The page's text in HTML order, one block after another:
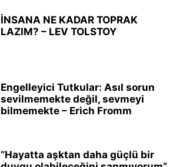
İNSANA NE KADAR TOPRAK
LAZIM? – LEV TOLSTOY
Engelleyici Tutkular: Asıl sorun
sevilmemekte değil, sevmeyi
bilmemekte – Erich Fromm
“Hayatta aşktan daha güçlü bir